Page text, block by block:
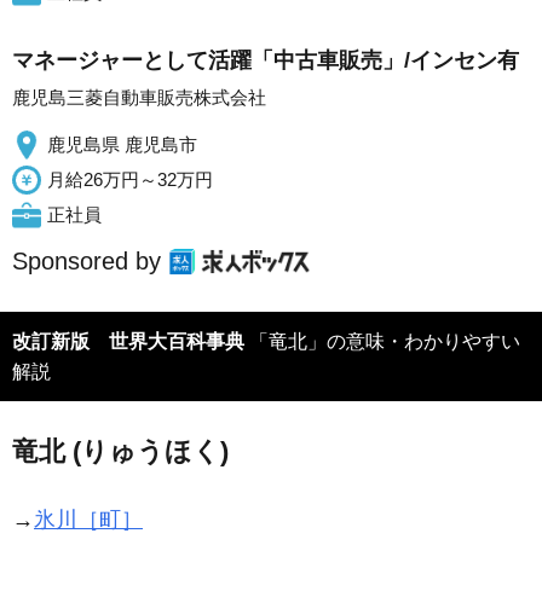
マネージャーとして活躍「中古車販売」/インセン有
鹿児島三菱自動車販売株式会社
鹿児島県 鹿児島市
月給26万円～32万円
正社員
Sponsored by
改訂新版 世界大百科事典 「竜北」の意味・わかりやすい
解説
竜北 (りゅうほく)
→ 氷川［町］